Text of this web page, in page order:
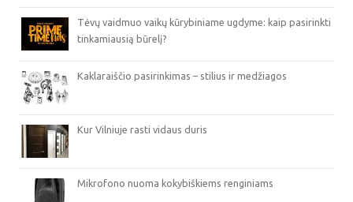
Tėvų vaidmuo vaikų kūrybiniame ugdyme: kaip pasirinkti
tinkamiausią būrelį?
Kaklaraiščio pasirinkimas – stilius ir medžiagos
Kur Vilniuje rasti vidaus duris
Mikrofono nuoma kokybiškiems renginiams